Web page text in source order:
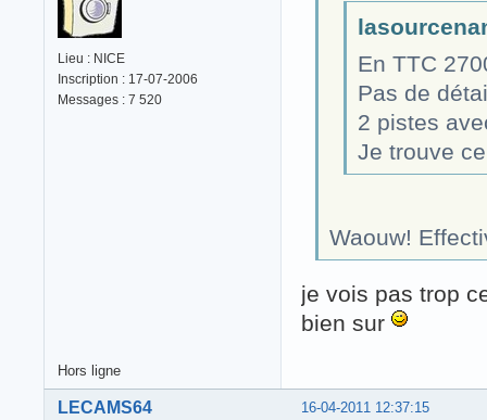
Lieu : NICE
Inscription : 17-07-2006
Messages : 7 520
En TTC
Pas de
2 pistes
Je trouve
Waouw!
je vois pas trop
bien sur
Hors ligne
16-04-2011 12:37:15
LECAMS64